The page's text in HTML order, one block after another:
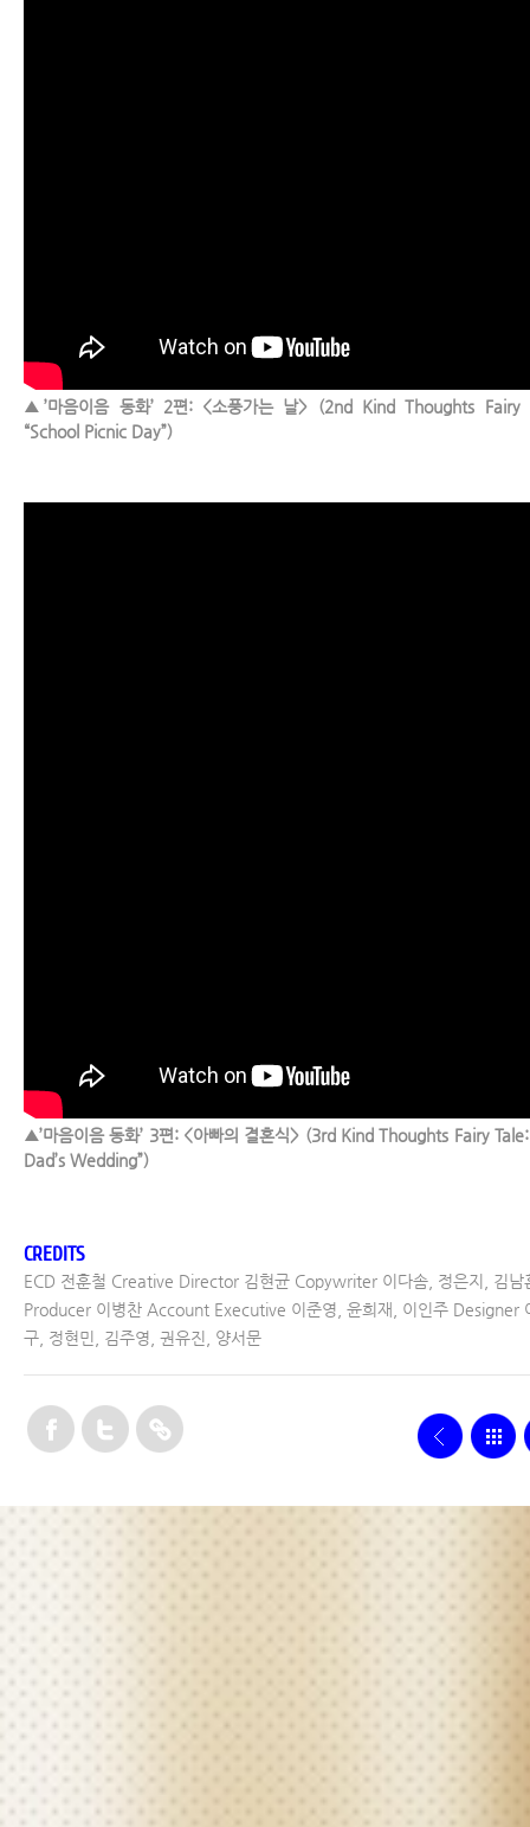
▲’마음이음 동화’ 2편: <소풍가는 날> (2nd Kind Thoughts Fairy
“School Picnic Day”)
▲’마음이음 동화’ 3편: <아빠의 결혼식> (3rd Kind Thoughts Fairy
Dad’s Wedding”)
CREDITS
ECD 전훈철 Creative Director 김현균 Copywriter 이다솜, 정은지, 김남
Producer 이병찬 Account Executive 이준영, 윤희재, 이인주 Designer
구, 정현민, 김주영, 권유진, 양서문